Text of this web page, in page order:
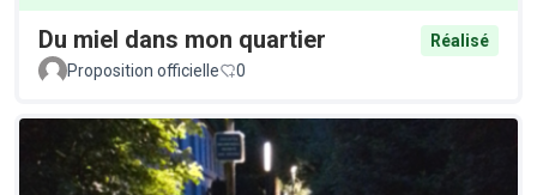
Du miel dans mon quartier
Réalisé
Proposition officielle
0